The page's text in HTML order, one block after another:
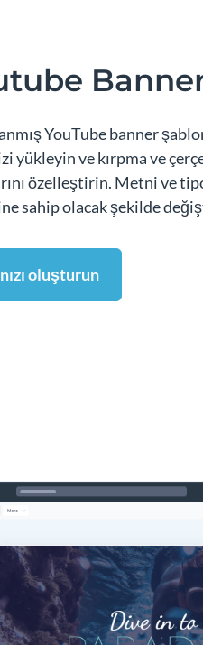
YouTube banner
yükleyin ve kırpma ve
özelleştirin. Metni ve
sahip olacak şekilde
oluşturun